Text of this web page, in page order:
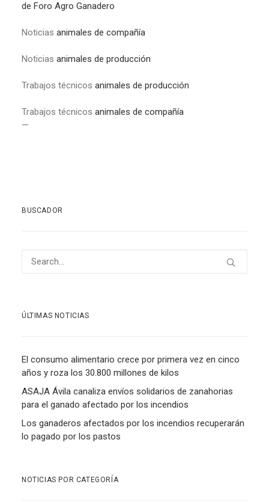
de Foro Agro Ganadero
Noticias animales de compañía
Noticias animales de producción
Trabajos técnicos animales de producción
Trabajos técnicos animales de compañía
—
BUSCADOR
ÚLTIMAS NOTICIAS
El consumo alimentario crece por primera vez en cinco
años y roza los 30.800 millones de kilos
ASAJA Ávila canaliza envíos solidarios de zanahorias
para el ganado afectado por los incendios
Los ganaderos afectados por los incendios recuperarán
lo pagado por los pastos
NOTICIAS POR CATEGORÍA